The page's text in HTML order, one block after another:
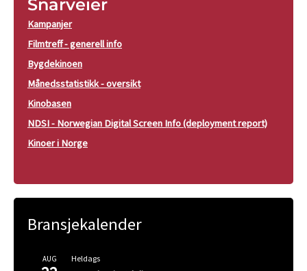
Snarveier
Kampanjer
Filmtreff - generell info
Bygdekinoen
Månedsstatistikk - oversikt
Kinobasen
NDSI - Norwegian Digital Screen Info (deployment report)
Kinoer i Norge
Bransjekalender
AUG Heldags